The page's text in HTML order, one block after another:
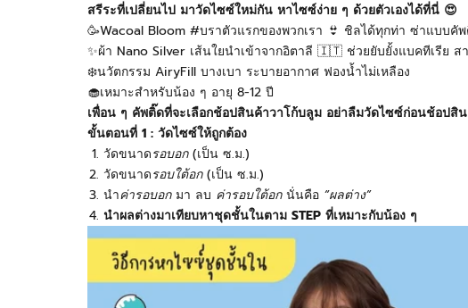
สรีระที่เปลี่ยนไป มาวัดไซซ์ใหม่กัน หาไซซ์ง่าย ๆ ด้วยตัวเองได้ที่นี่ 😍
🥳Wacoal Bloom #บราตัวแรกของพวกเรา 👙 ชิลได้ทุกท่า ซ่าแบบคั
✨ผ้า Nano Silver เส้นใยนำเข้าจากอิตาลี 🇮🇹 ช่วยยับยั้งแบคทีเรีย ส
❄️นวัตกรรม AiryFill บางเบา ระบายอากาศ ฟองน้ำไม่เหลือง
🧁เหมาะสำหรับน้อง ๆ อายุ 8-12 ปี
เพื่อน ๆ คัพติ๊ดที่จะเลือกช้อปสินค้าวาโก้บลูม อย่าลืมวัดไซซ์ก่อนช้อป
ขั้นตอนที่ 1 : วัดไซซ์ให้ถูกต้อง
วัดขนาดรอบอก(เป็น ซ.ม.)
วัดขนาดรอบใต้อก(เป็น ซ.ม.)
นำค่ารอบอกมา ลบ ค่ารอบใต้อกนั่นคือ “ผลต่าง”
นำผลต่างมาเทียบหาชุดชั้นในตาม STEP ที่เหมาะกับน้อง ๆ